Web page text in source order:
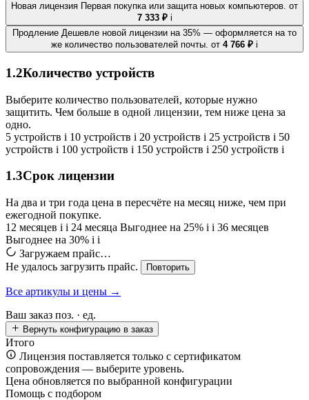
Новая лицензия Первая покупка или защита новых компьютеров. от
7 333 ₽ i
Продление Дешевле новой лицензии на 35% — оформляется на то
же количество пользователей почты. от 4 766 ₽ i
1.2Количество устройств
Выберите количество пользователей, которые нужно
защитить. Чем больше в одной лицензии, тем ниже цена за
одно.
5 устройств i 10 устройств i 20 устройств i 25 устройств i 50
устройств i 100 устройств i 150 устройств i 250 устройств i
1.3Срок лицензии
На два и три года цена в пересчёте на месяц ниже, чем при
ежегодной покупке.
12 месяцев i i 24 месяца Выгоднее на 25% i i 36 месяцев
Выгоднее на 30% i i
Загружаем прайс…
Не удалось загрузить прайс.
Повторить
Все артикулы и цены →
Ваш заказ поз. · ед.
Вернуть конфигурацию в заказ
Итого
Лицензия поставляется только с сертификатом
сопровождения — выберите уровень.
Цена обновляется по выбранной конфигурации
Помощь с подбором